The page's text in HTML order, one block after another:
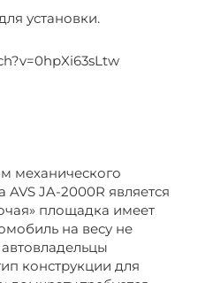
установки.
механического
JA-2000R является
площадка имеет
на весу не
конструкции для